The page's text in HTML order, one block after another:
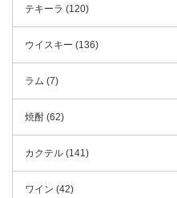
テキーラ (120)
ウイスキー (136)
ラム (7)
焼酎 (62)
カクテル (141)
ワイン (42)